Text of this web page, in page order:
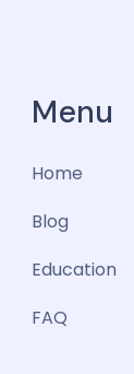
Menu
Home
Blog
Education
FAQ